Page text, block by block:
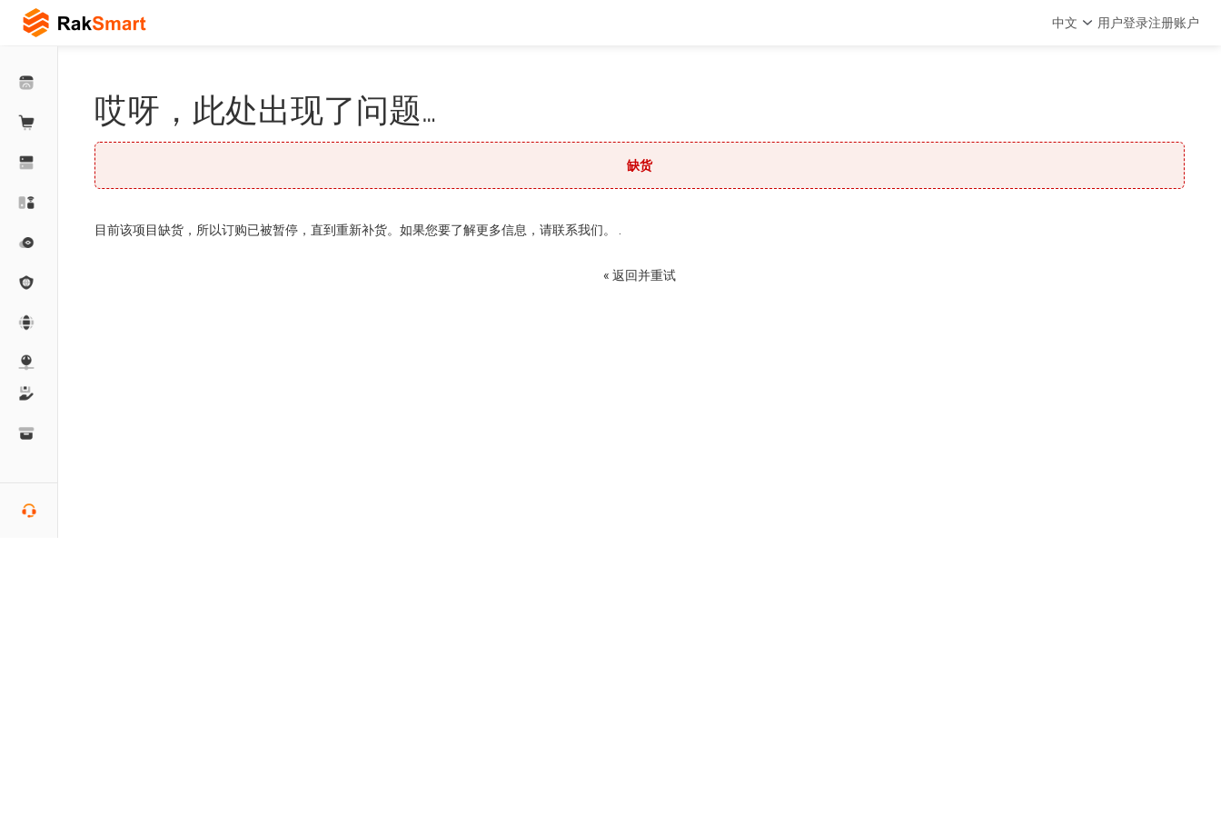
中文 用户登录注册账户
哎呀，此处出现了问题…
缺货
目前该项目缺货，所以订购已被暂停，直到重新补货。如果您要了解更多信息，请联系我们。 .
« 返回并重试